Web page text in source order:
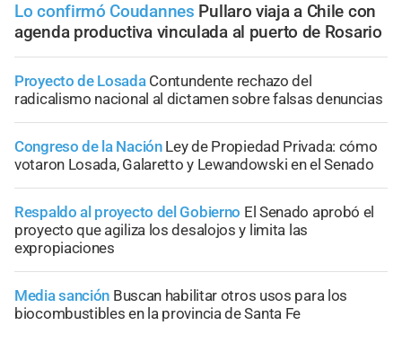
Lo confirmó Coudannes Pullaro viaja a Chile con
agenda productiva vinculada al puerto de Rosario
Proyecto de Losada Contundente rechazo del
radicalismo nacional al dictamen sobre falsas denuncias
Congreso de la Nación Ley de Propiedad Privada: cómo
votaron Losada, Galaretto y Lewandowski en el Senado
Respaldo al proyecto del Gobierno El Senado aprobó el
proyecto que agiliza los desalojos y limita las
expropiaciones
Media sanción Buscan habilitar otros usos para los
biocombustibles en la provincia de Santa Fe